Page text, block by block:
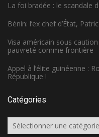
La foi bradée : le scandale
Bénin: l’ex chef d’État,
Visa américain sous
pauvreté comme frontière
Appel à l’élite guinéenne :
République !
Catégories
Catégories